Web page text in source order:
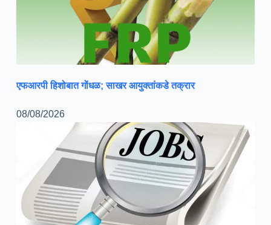
एफआरपी हिशोबात गोंधळ; साखर आयुक्तांकडे तक्रार
08/08/2026